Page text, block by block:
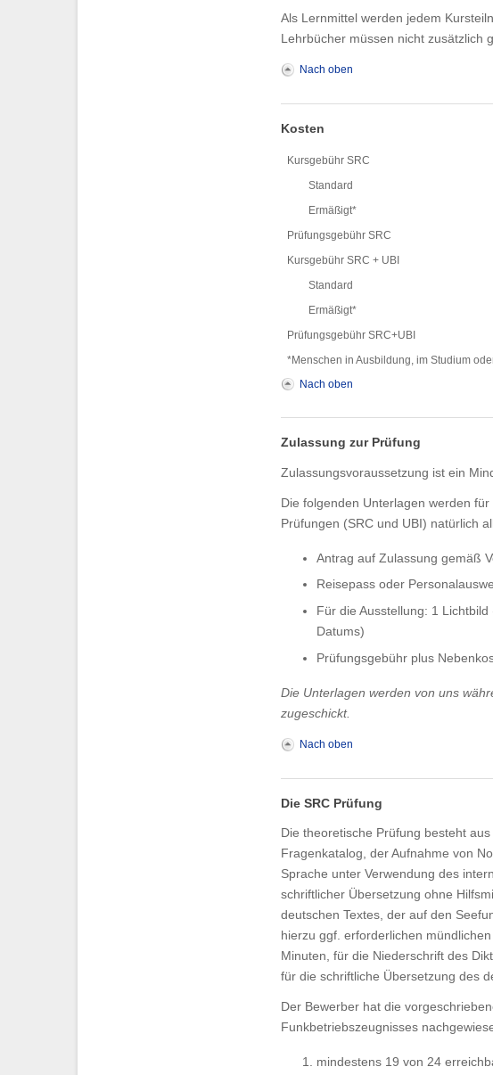
Als Lernmittel werden jedem
Lehrbücher müssen nicht zusätzlich
Nach oben
Kosten
Kursgebühr SRC
Standard
Ermäßigt*
Prüfungsgebühr SRC
Kursgebühr SRC + UBI
Standard
Ermäßigt*
Prüfungsgebühr SRC+UBI
*Menschen in Ausbildung, im Studium
Nach oben
Zulassung zur Prüfung
Zulassungsvoraussetzung ist ein
Die folgenden Unterlagen werden
Prüfungen (SRC und UBI) natürlich
Antrag auf Zulassung gemäß
Reisepass oder
Für die Ausstellung: 1
Datums)
Prüfungsgebühr plus
Die Unterlagen werden von uns
zugeschickt.
Nach oben
Die SRC Prüfung
Die theoretische Prüfung besteht
Fragenkatalog, der Aufnahme von
Sprache unter Verwendung des
schriftlicher Übersetzung ohne
deutschen Textes, der auf den
hierzu ggf. erforderlichen
Minuten, für die Niederschrift des
für die schriftliche Übersetzung des
Der Bewerber hat die
Funkbetriebszeugnisses
mindestens 19 von 24